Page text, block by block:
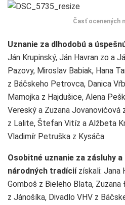
Časť ocenených
Uznanie za dlhodobú a
Ján Krupinský, Ján Havran zo a
Pazovy, Miroslav Babiak, Hana
z Báčskeho Petrovca, Danica
Mamojka z Hajdušice, Alena
Vereský a Zuzana Jovanovićová
z Lalite, Štefan Vitíz a Alžbeta
Vladimír Petruška z Kysáča
Osobitné uznanie za zásluhy
národných tradíciízískali: Jana
Gomboš z Bieleho Blata,
z Jánošíka, Divadlo VHV z